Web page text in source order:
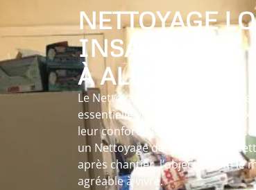
NETTOYAGE
INSALUBRE
À ALLEVARD
Le Nettoyage logement insalubre
essentielle visant à redonner
leur confort. Que l’intervention
un Nettoyage de maisons, un
après chantier, l’objectif reste le
agréable à vivre.